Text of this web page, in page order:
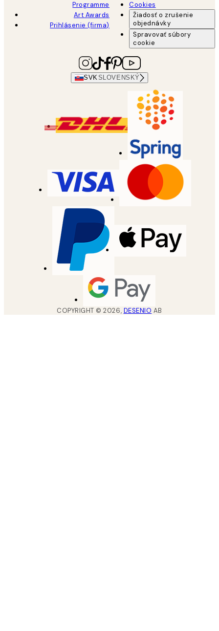
Programme
Art Awards
Prihlásenie (firma)
Cookies
Žiadosť o zrušenie
objednávky
Spravovať súbory
cookie
SVKSLOVENSKÝ
COPYRIGHT ©2026, DESENIO AB